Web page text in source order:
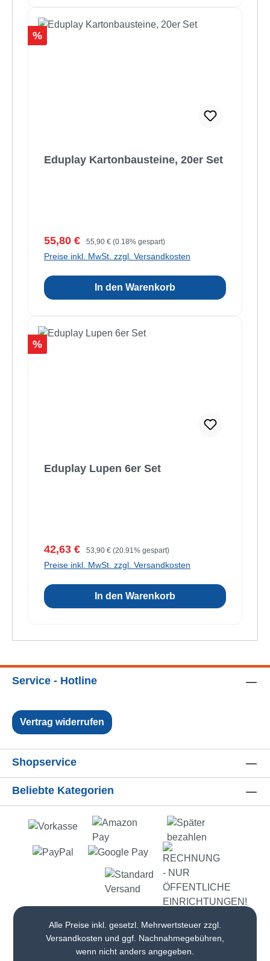
Rabatt
%
Eduplay Kartonbausteine, 20er Set
Verkaufspreis:
55,80 € Regulärer Preis:
55,90 € (0.18% gespart)
Preise inkl. MwSt. zzgl. Versandkosten
In den Warenkorb
Rabatt
%
Eduplay Lupen 6er Set
Verkaufspreis:
42,63 € Regulärer Preis:
53,90 € (20.91% gespart)
Preise inkl. MwSt. zzgl. Versandkosten
In den Warenkorb
Service - Hotline
Vertrag widerrufen
Shopservice
Beliebte Kategorien
Alle Preise inkl. gesetzl. Mehrwertsteuer zzgl.
Versandkosten und ggf. Nachnahmegebühren,
wenn nicht anders angegeben.